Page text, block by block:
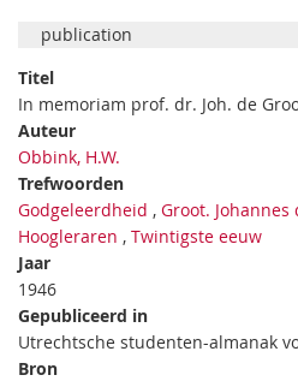
publication
Titel
In memoriam prof. dr. Joh. de
Auteur
Obbink, H.W.
Trefwoorden
Godgeleerdheid , Groot. Johannes
Hoogleraren , Twintigste eeuw
Jaar
1946
Gepubliceerd in
Utrechtsche studenten-almanak
Bron